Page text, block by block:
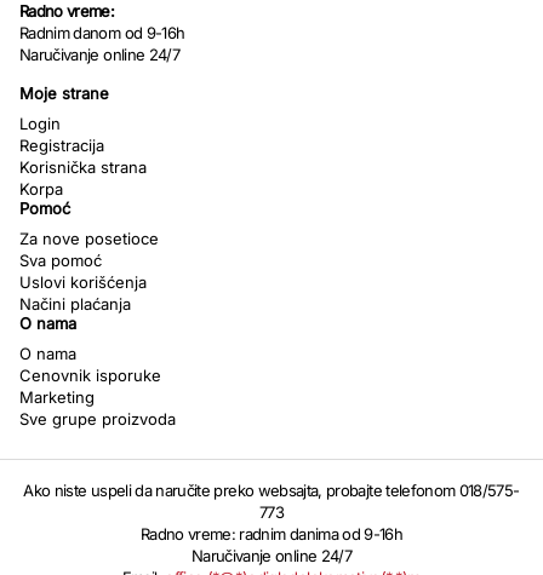
Radno vreme:
Radnim danom od 9-16h
Naručivanje online 24/7
Moje strane
Login
Registracija
Korisnička strana
Korpa
Pomoć
Za nove posetioce
Sva pomoć
Uslovi korišćenja
Načini plaćanja
O nama
O nama
Cenovnik isporuke
Marketing
Sve grupe proizvoda
Ako niste uspeli da naručite preko websajta, probajte telefonom 018/575-
773
Radno vreme: radnim danima od 9-16h
Naručivanje online 24/7